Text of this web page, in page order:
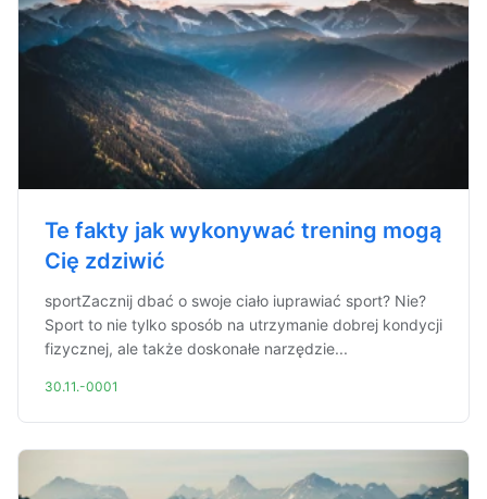
Te fakty jak wykonywać trening mogą
Cię zdziwić
sportZacznij dbać o swoje ciało iuprawiać sport? Nie?
Sport to nie tylko sposób na utrzymanie dobrej kondycji
fizycznej, ale także doskonałe narzędzie...
30.11.-0001